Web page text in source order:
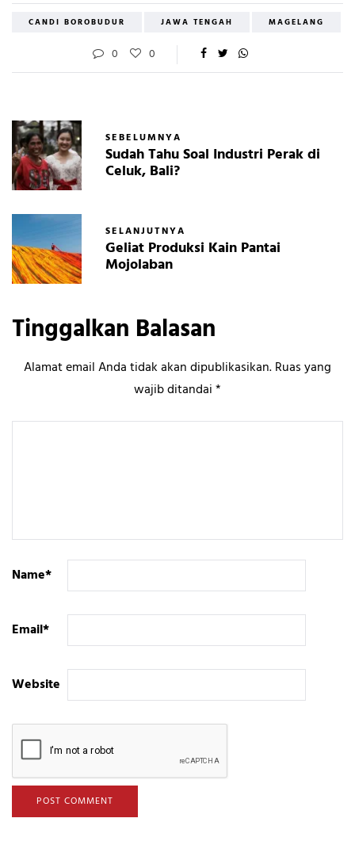
CANDI BOROBUDUR JAWA TENGAH MAGELANG
0 0
SEBELUMNYA
Sudah Tahu Soal Industri Perak di
Celuk, Bali?
SELANJUTNYA
Geliat Produksi Kain Pantai
Mojolaban
Tinggalkan Balasan
Alamat email Anda tidak akan dipublikasikan.Ruas yang
wajib ditandai*
Name*
Email*
Website